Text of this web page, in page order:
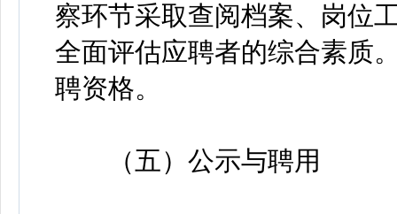
察环节采取查阅档案、岗位
全面评估应聘者的综合素质
聘资格。
（五）公示与聘用